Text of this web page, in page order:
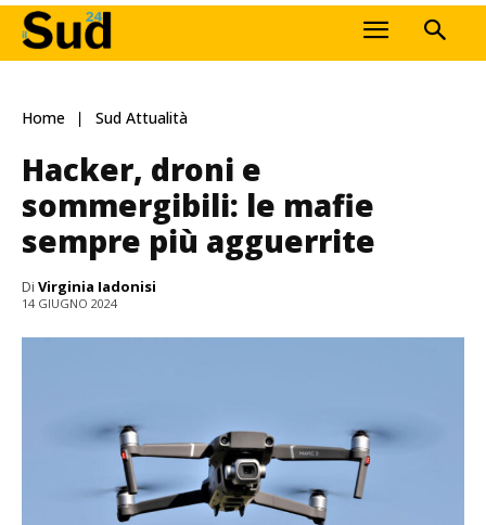
Home Sud Attualità
Hacker, droni e
sommergibili: le mafie
sempre più agguerrite
Di Virginia Iadonisi
14 GIUGNO 2024